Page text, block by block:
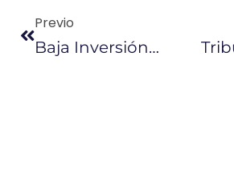
Previo
Baja Inversión En Infraestructura Afecta El Desarrollo De La Región